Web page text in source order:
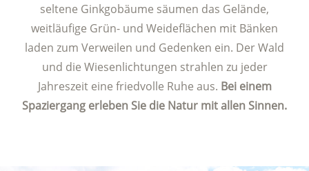
seltene Ginkgobäume säumen das Gelände,
weitläufige Grün- und Weideflächen mit Bänken
laden zum Verweilen und Gedenken ein. Der Wald
und die Wiesenlichtungen strahlen zu jeder
Jahreszeit eine friedvolle Ruhe aus. Bei einem
Spaziergang erleben Sie die Natur mit allen Sinnen.